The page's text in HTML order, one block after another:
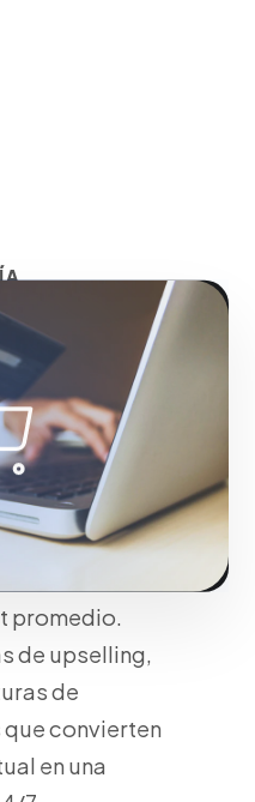
de ventas
de carrito
promedio.
de upselling,
de
convierten
en una